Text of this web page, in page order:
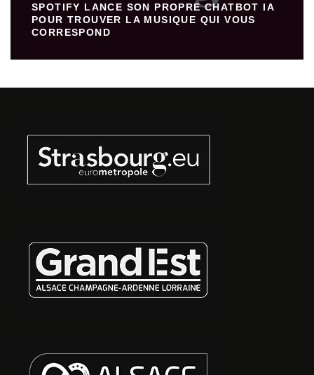
SPOTIFY LANCE SON PROPRE CHATBOT IA
POUR TROUVER LA MUSIQUE QUI VOUS
CORRESPOND